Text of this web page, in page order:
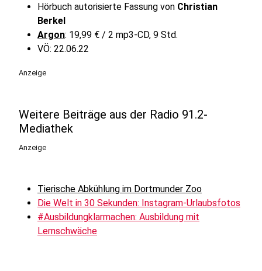
Hörbuch autorisierte Fassung von Christian
Berkel
Argon: 19,99 € / 2 mp3-CD, 9 Std.
VÖ: 22.06.22
Anzeige
Weitere Beiträge aus der Radio 91.2-
Mediathek
Anzeige
Tierische Abkühlung im Dortmunder Zoo
Die Welt in 30 Sekunden: Instagram-Urlaubsfotos
#Ausbildungklarmachen: Ausbildung mit
Lernschwäche